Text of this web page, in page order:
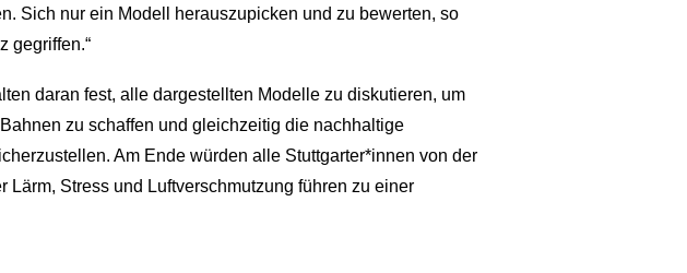
Sich nur ein Modell herauszupicken und zu bewerten, so
gegriffen.“
daran fest, alle dargestellten Modelle zu diskutieren, um
zu schaffen und gleichzeitig die nachhaltige
Am Ende würden alle Stuttgarter*innen von der
Stress und Luftverschmutzung führen zu einer